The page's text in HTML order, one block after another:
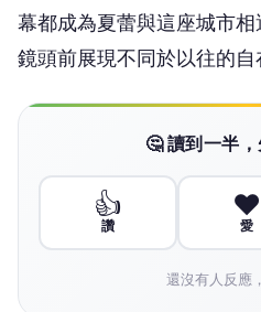
幕都成為夏蕾與這座城市
鏡頭前展現不同於以往的自
🤔 讀到一半
👍
讚
❤️
愛
還沒有人反應